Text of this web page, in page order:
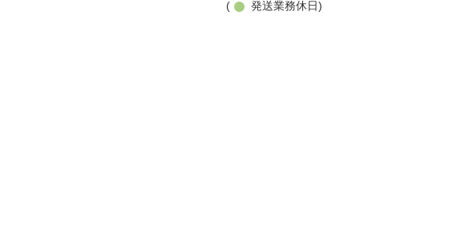
( 発送業務休日)